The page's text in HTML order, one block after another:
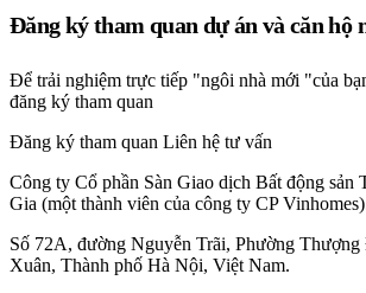
Đăng ký tham quan dự án và căn hộ
Để trải nghiệm trực tiếp "ngôi nhà mới "của
đăng ký tham quan
Đăng ký tham quan Liên hệ tư vấn
Công ty Cổ phần Sàn Giao dịch Bất động sản
Gia (một thành viên của công ty CP
Số 72A, đường Nguyễn Trãi, Phường
Xuân, Thành phố Hà Nội, Việt Nam.